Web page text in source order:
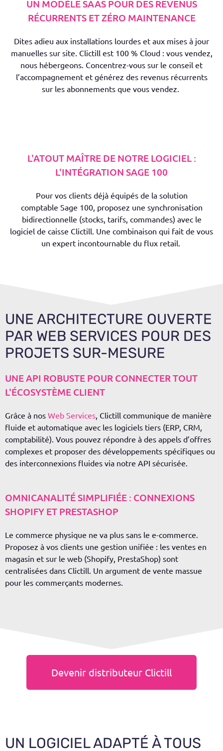
UN MODÈLE SAAS POUR DES REVENUS
RÉCURRENTS ET ZÉRO MAINTENANCE
Dites adieu aux installations lourdes et aux mises à jour
manuelles sur site. Clictillest 100 % Cloud : vous vendez,
nous hébergeons. Concentrez-vous sur le conseil et
l’accompagnementetgénérez des revenus récurrents
sur les abonnements que vous vendez.
L'ATOUT MAÎTRE DE NOTRE LOGICIEL :
L'INTÉGRATION SAGE 100
Pour vos clients déjà équipés de la solution
comptable Sage 100, proposez une synchronisation
bidirectionnelle (stocks, tarifs, commandes) avec le
logiciel de caisse Clictill. Une combinaison qui fait de vous
un expert incontournable du flux retail.
UNE ARCHITECTURE OUVERTE
PAR WEB SERVICES POUR DES
PROJETS SUR-MESURE
UNE API ROBUSTE POUR CONNECTER TOUT
L'ÉCOSYSTÈME CLIENT
Grâce à nos Web Services, Clictill communique de manière
fluide et automatique avec les logiciels tiers (ERP, CRM,
comptabilité). Vous pouvez répondre à des appels d’offres
complexes et proposer des développements spécifiques ou
des interconnexions fluides via notre API sécurisée.
OMNICANALITÉ SIMPLIFIÉE : CONNEXIONS
SHOPIFY ET PRESTASHOP
Le commerce physique ne va plus sans le e-commerce.
Proposez à vos clients une gestion unifiée : les ventes en
magasin et sur le web (Shopify, PrestaShop) sont
centralisées dans Clictill. Un argument de vente massue
pour les commerçants modernes.
Devenir distributeur Clictill
UN LOGICIEL ADAPTÉ À TOUS